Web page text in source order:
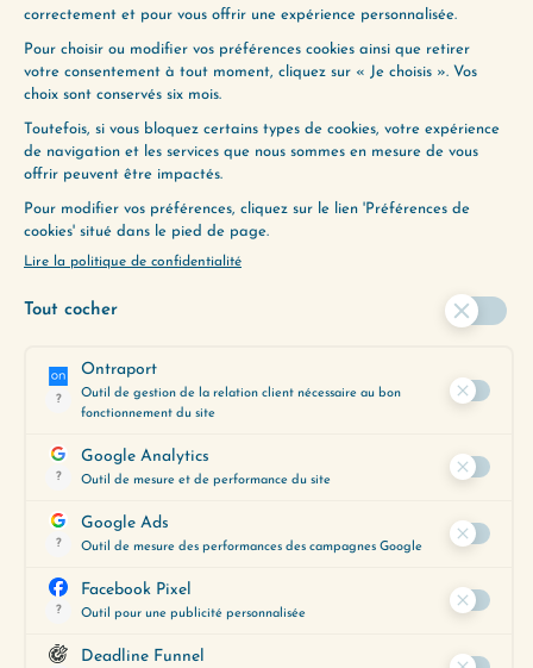
L’étape indispensable pour vivre une vie
extraordinaires. C’est ce que Yaël Morag, coach
et Responsable Programme et…